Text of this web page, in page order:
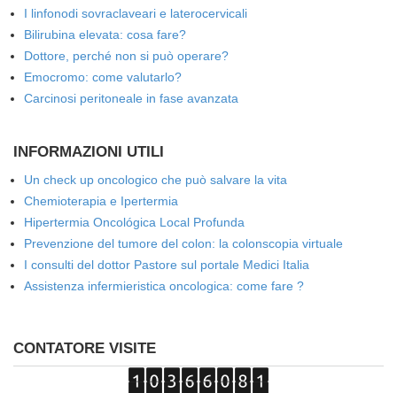
I linfonodi sovraclaveari e laterocervicali
Bilirubina elevata: cosa fare?
Dottore, perché non si può operare?
Emocromo: come valutarlo?
Carcinosi peritoneale in fase avanzata
INFORMAZIONI UTILI
Un check up oncologico che può salvare la vita
Chemioterapia e Ipertermia
Hipertermia Oncológica Local Profunda
Prevenzione del tumore del colon: la colonscopia virtuale
I consulti del dottor Pastore sul portale Medici Italia
Assistenza infermieristica oncologica: come fare ?
CONTATORE VISITE